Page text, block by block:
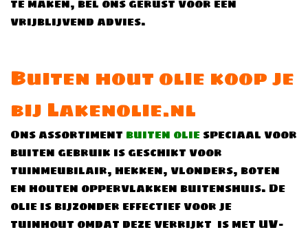
vrijblijvend advies.
Buiten hout olie koop je
bij Lakenolie.nl
Ons assortiment buiten oliespeciaal voor
buiten gebruik is geschikt voor
tuinmeubilair, hekken, vlonders, boten
en houten oppervlakken buitenshuis. De
olie is bijzonder effectief voor je
tuinhout omdat deze verrijkt is met UV-